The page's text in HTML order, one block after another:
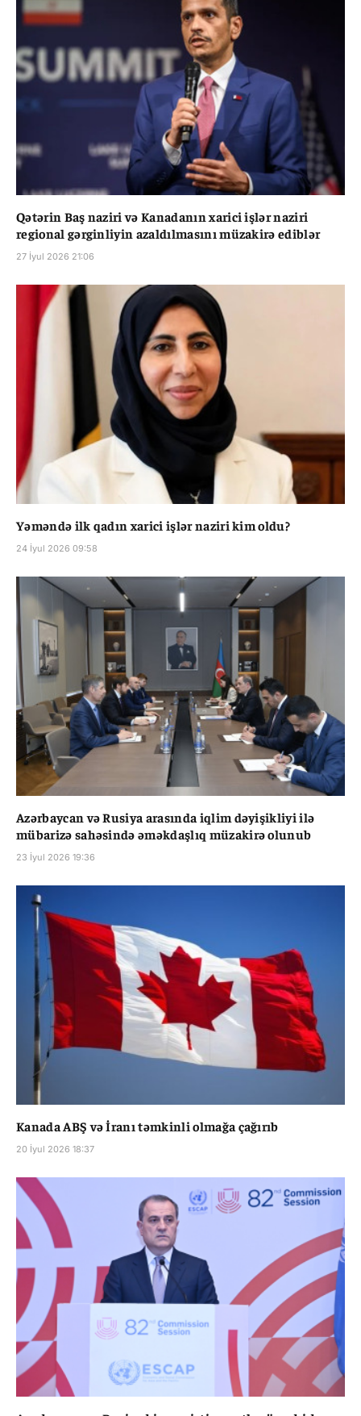
Qətərin Baş naziri və Kanadanın xarici işlər naziri
regional gərginliyin azaldılmasını müzakirə ediblər
27 İyul 2026 21:06
Yəməndə ilk qadın xarici işlər naziri kim oldu?
24 İyul 2026 09:58
Azərbaycan və Rusiya arasında iqlim dəyişikliyi ilə
mübarizə sahəsində əməkdaşlıq müzakirə olunub
23 İyul 2026 19:36
Kanada ABŞ və İranı təmkinli olmağa çağırıb
20 İyul 2026 18:37